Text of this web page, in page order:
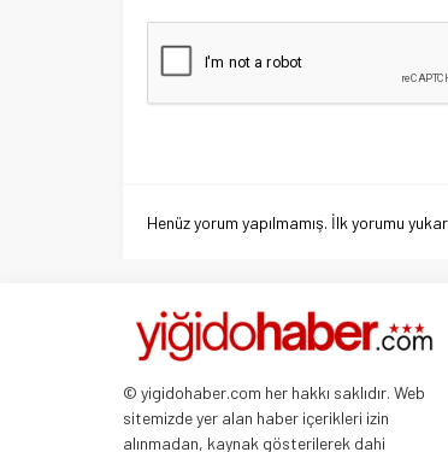
Henüz yorum yapılmamış. İlk yorumu
© yigidohaber.com her hakkı saklıdır. Web
sitemizde yer alan haber içerikleri izin
alınmadan, kaynak gösterilerek dahi